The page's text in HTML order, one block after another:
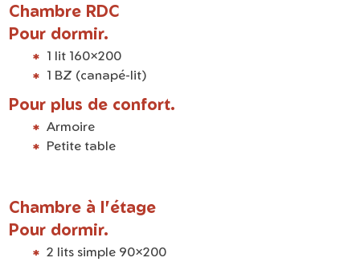
Chambre RDC
Pour dormir.
1 lit 160×200
1 BZ (canapé-lit)
Pour plus de confort.
Armoire
Petite table
Chambre à l'étage
Pour dormir.
2 lits simple 90×200